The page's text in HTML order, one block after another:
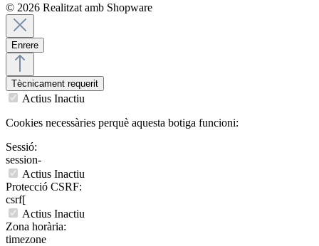
© 2026 Realitzat amb Shopware
Enrere
Tècnicament requerit
Actius Inactiu
Cookies necessàries perquè aquesta botiga funcioni:
Sessió:
session-
Actius Inactiu
Protecció CSRF:
csrf[
Actius Inactiu
Zona horària:
timezone